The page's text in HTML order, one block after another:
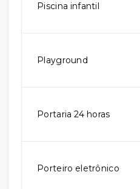
Piscina infantil
Playground
Portaria 24 horas
Porteiro eletrônico